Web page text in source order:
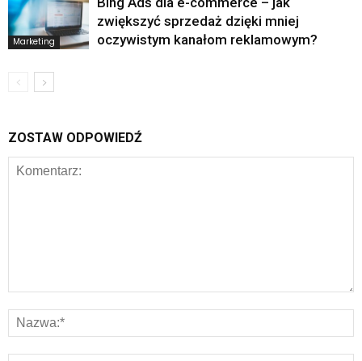
Marketing
zwiększyć sprzedaż dzięki mniej
oczywistym kanałom reklamowym?
ZOSTAW ODPOWIEDŹ